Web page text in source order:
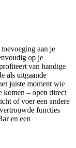
aan je
op je
van handige
als uitgaande
juiste moment wie
komen – open direct
of voer een andere
functies
en een